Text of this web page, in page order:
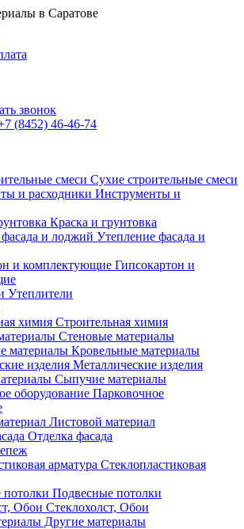
в Саратове
звонок
(8452) 46-46-74
Сухие строительные смеси
Инструменты и
Краска и грунтовка
Утепление фасада и
Гипсокартон и
Утеплители
Строительная химия
Стеновые материалы
Кровельные материалы
Металлические изделия
Сыпучие материалы
Парковочное
Листовой материал
Отделка фасада
Стеклопластиковая
Подвесные потолки
Стеклохолст, Обои
Другие материалы